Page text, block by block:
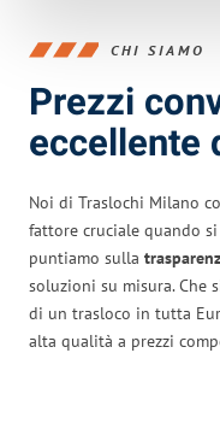
CHI SIAMO
Prezzi
eccellente
Noi di Traslochi Milano
fattore cruciale quando
puntiamo sulla
soluzioni su misura.
di un trasloco in tutta
alta qualità a prezzi